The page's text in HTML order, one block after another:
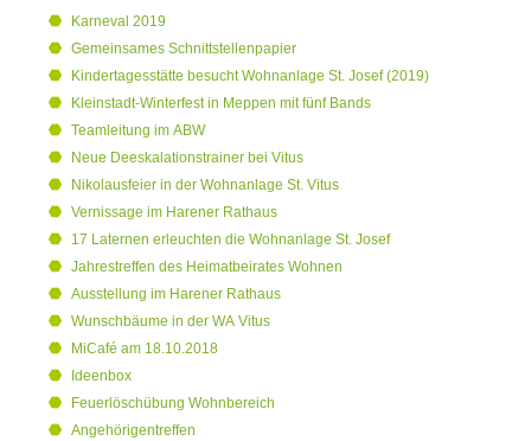
Karneval 2019
Gemeinsames Schnittstellenpapier
Kindertagesstätte besucht Wohnanlage St. Josef (2019)
Kleinstadt-Winterfest in Meppen mit fünf Bands
Teamleitung im ABW
Neue Deeskalationstrainer bei Vitus
Nikolausfeier in der Wohnanlage St. Vitus
Vernissage im Harener Rathaus
17 Laternen erleuchten die Wohnanlage St. Josef
Jahrestreffen des Heimatbeirates Wohnen
Ausstellung im Harener Rathaus
Wunschbäume in der WA Vitus
MiCafé am 18.10.2018
Ideenbox
Feuerlöschübung Wohnbereich
Angehörigentreffen